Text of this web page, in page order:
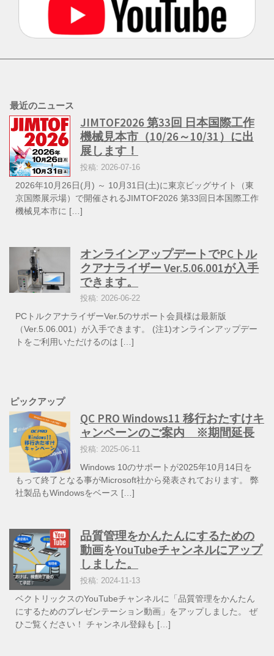
最近のニュース
JIMTOF2026 第33回 日本国際工作
機械見本市（10/26～10/31）に出
展します！
投稿: 2026-07-16
2026年10月26日(月) ～ 10月31日(土)に東京ビッグサイト（東
京国際展示場）で開催されるJIMTOF2026 第33回日本国際工作
機械見本市に […]
オンラインアップデートでPCトル
クアナライザー Ver.5.06.001が入手
できます。
投稿: 2026-06-22
PCトルクアナライザーVer.5のサポート会員様は最新版
（Ver.5.06.001）が入手できます。 (注1)オンラインアップデー
トをご利用いただけるのは […]
ピックアップ
QC PRO Windows11 移行おたすけキ
ャンペーンのご案内 ※期間延長
投稿: 2025-06-11
Windows 10のサポートが2025年10月14日を
もって終了となる事がMicrosoft社から発表されております。 弊
社製品もWindowsをベース […]
品質管理をかんたんにするための
動画をYouTubeチャンネルにアップ
しました。
投稿: 2024-11-13
ベクトリックスのYouTubeチャンネルに「品質管理をかんたん
にするためのプレゼンテーション動画」をアップしました。 ぜ
ひご覧ください！ チャンネル登録も […]